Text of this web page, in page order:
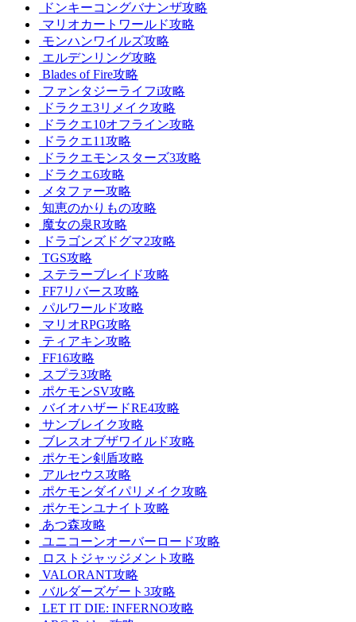
ドンキーコングバナンザ攻略
マリオカートワールド攻略
モンハンワイルズ攻略
エルデンリング攻略
Blades of Fire攻略
ファンタジーライフi攻略
ドラクエ3リメイク攻略
ドラクエ10オフライン攻略
ドラクエ11攻略
ドラクエモンスターズ3攻略
ドラクエ6攻略
メタファー攻略
知恵のかりもの攻略
魔女の泉R攻略
ドラゴンズドグマ2攻略
TGS攻略
ステラーブレイド攻略
FF7リバース攻略
パルワールド攻略
マリオRPG攻略
ティアキン攻略
FF16攻略
スプラ3攻略
ポケモンSV攻略
バイオハザードRE4攻略
サンブレイク攻略
ブレスオブザワイルド攻略
ポケモン剣盾攻略
アルセウス攻略
ポケモンダイパリメイク攻略
ポケモンユナイト攻略
あつ森攻略
ユニコーンオーバーロード攻略
ロストジャッジメント攻略
VALORANT攻略
バルダーズゲート3攻略
LET IT DIE: INFERNO攻略